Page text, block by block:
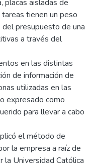
placas aisladas de
tienen un peso
presupuesto de una
a través del
en las distintas
de información de
utilizadas en las
expresado como
para llevar a cabo
el método de
la empresa a raíz de
la Universidad Católica